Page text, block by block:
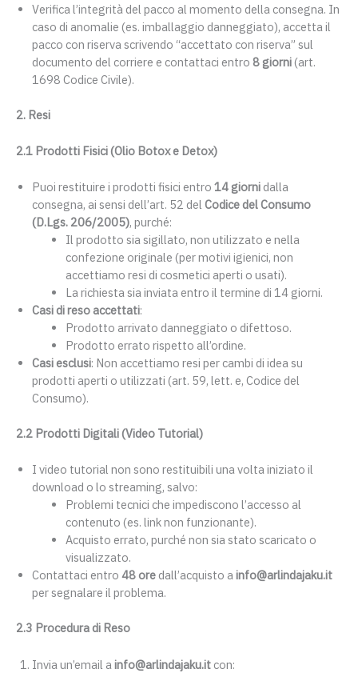
Verifica l’integrità del pacco al momento della consegna. In
caso di anomalie (es. imballaggio danneggiato), accetta il
pacco con riserva scrivendo “accettato con riserva” sul
documento del corriere e contattaci entro 8 giorni(art.
1698 Codice Civile).
2. Resi
2.1 Prodotti Fisici (Olio Botox e Detox)
Puoi restituire i prodotti fisici entro 14 giorni dalla
consegna, ai sensi dell’art. 52 del Codice del Consumo
(D.Lgs. 206/2005), purché:
Il prodotto sia sigillato, non utilizzato e nella
confezione originale (per motivi igienici, non
accettiamo resi di cosmetici aperti o usati).
La richiesta sia inviata entro il termine di 14 giorni.
Casi di reso accettati:
Prodotto arrivato danneggiato o difettoso.
Prodotto errato rispetto all’ordine.
Casi esclusi: Non accettiamo resi per cambi di idea su
prodotti aperti o utilizzati (art. 59, lett. e, Codice del
Consumo).
2.2 Prodotti Digitali (Video Tutorial)
I video tutorial non sono restituibili una volta iniziato il
download o lo streaming, salvo:
Problemi tecnici che impediscono l’accesso al
contenuto (es. link non funzionante).
Acquisto errato, purché non sia stato scaricato o
visualizzato.
Contattaci entro 48 ore dall’acquisto ainfo@arlindajaku.it
per segnalare il problema.
2.3 Procedura di Reso
Invia un’email a info@arlindajaku.it con: